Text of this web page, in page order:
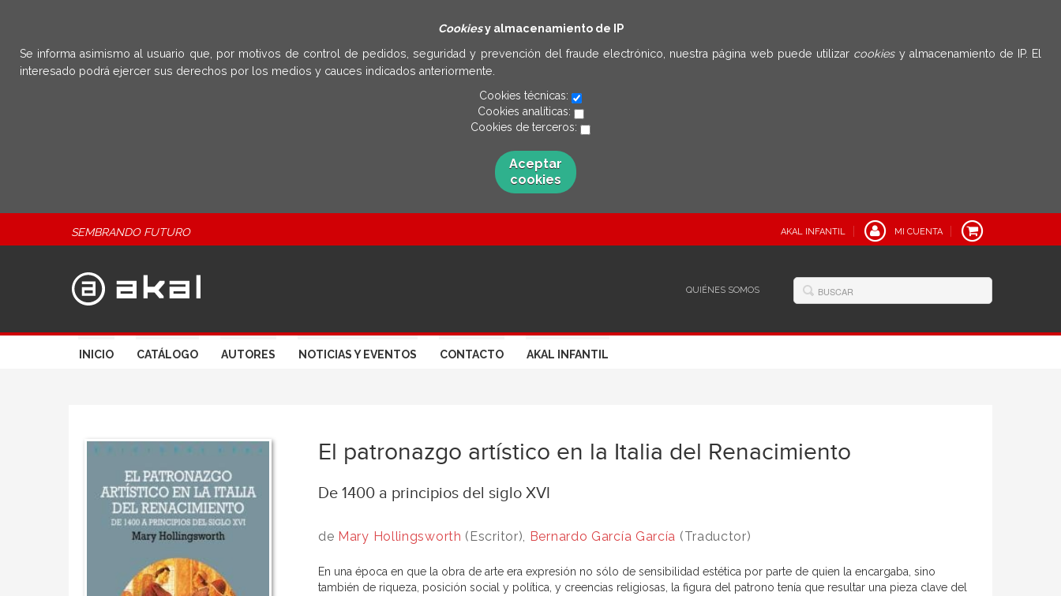
Cookiesy almacenamiento de IP
Se informa asimismo al usuario que, por motivos de control de pedidos, seguridad y prevención del fraude electrónico, nuestra página web puede utilizar cookies y almacenamiento de IP. El
interesado podrá ejercer sus derechos por los medios y cauces indicados anteriormente.
Cookies técnicas:
Cookies analíticas:
Cookies de terceros:
Aceptar
cookies
SEMBRANDO FUTURO AKAL INFANTIL MI CUENTA
QUIÉNES SOMOS
INICIO CATÁLOGO AUTORES NOTICIAS Y EVENTOS CONTACTO AKAL INFANTIL
El patronazgo artístico en la Italia del Renacimiento
De 1400 a principios del siglo XVI
de Mary Hollingsworth (Escritor), Bernardo García García (Traductor)
En una época en que la obra de arte era expresión no sólo de sensibilidad estética por parte de quien la encargaba, sino
también de riqueza, posición social y política, y creencias religiosas, la figura del patrono tenía que resultar una pieza clave del